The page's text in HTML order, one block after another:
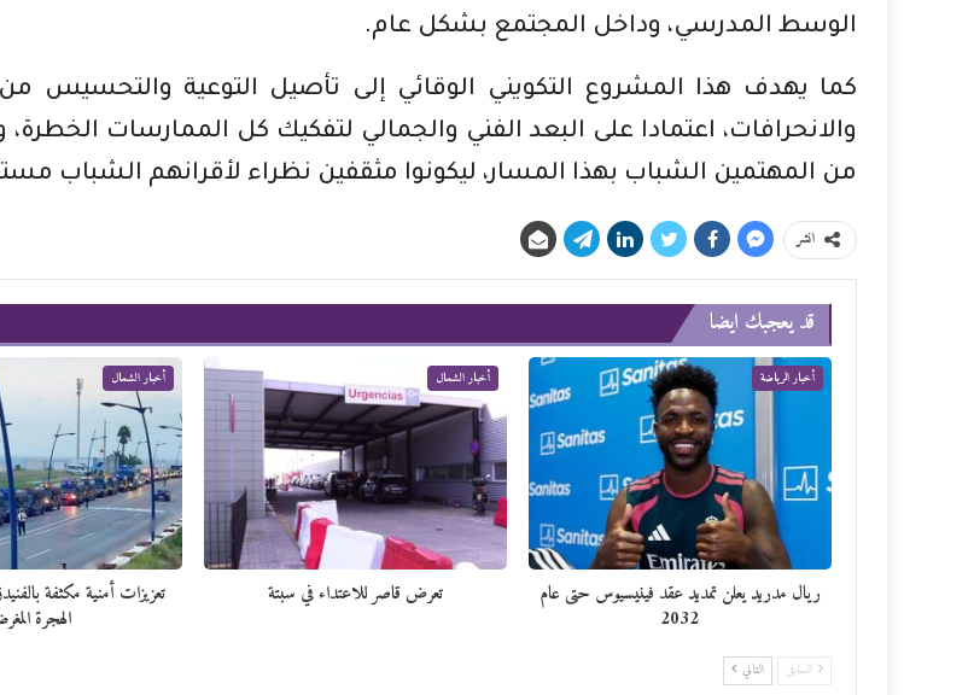
الوسط المدرسي، وداخل المجتمع بشكل عام.
كما يهدف هذا المشروع التكويني الوقائي إلى تأصيل التوعية والتحسيس
والانحرافات، اعتمادا على البعد الفني والجمالي لتفكيك كل الممارسات
من المهتمين الشباب بهذا المسار، ليكونوا مثقفين نظراء لأقرانهم الشباب
انشر
قد يعجبك ايضا
أخبار الرياضة
ريال مدريد يعلن تمديد عقد فينيسيوس حتى عام
2032
أخبار الشمال
تعرض قاصر للاعتداء في سبتة
أخبار الشمال
تعزيزات أمنية مكثفة
الهجرة
السابق التالي